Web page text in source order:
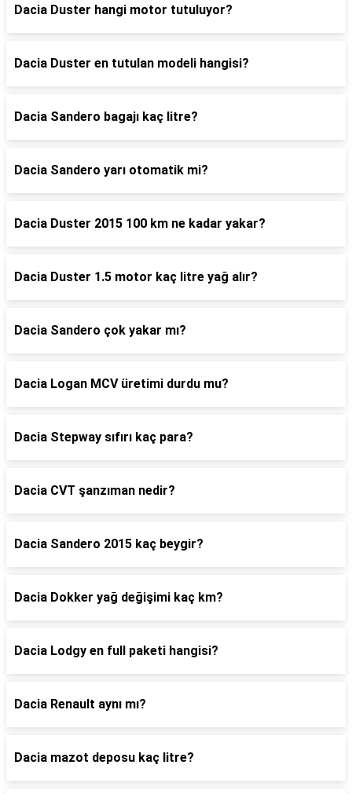
Dacia Duster hangi motor tutuluyor?
Dacia Duster en tutulan modeli hangisi?
Dacia Sandero bagajı kaç litre?
Dacia Sandero yarı otomatik mi?
Dacia Duster 2015 100 km ne kadar yakar?
Dacia Duster 1.5 motor kaç litre yağ alır?
Dacia Sandero çok yakar mı?
Dacia Logan MCV üretimi durdu mu?
Dacia Stepway sıfırı kaç para?
Dacia CVT şanzıman nedir?
Dacia Sandero 2015 kaç beygir?
Dacia Dokker yağ değişimi kaç km?
Dacia Lodgy en full paketi hangisi?
Dacia Renault aynı mı?
Dacia mazot deposu kaç litre?